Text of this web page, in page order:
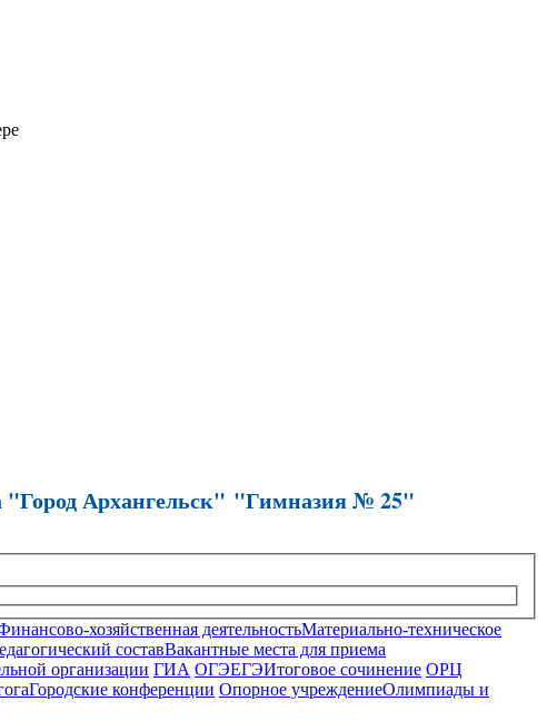
"Город Архангельск" "Гимназия № 25"
хозяйственная деятельностьМатериально-техническое
составВакантные места для приема
организации ГИА ОГЭЕГЭИтоговое сочинение ОРЦ
Городские конференции Опорное учреждениеОлимпиады и